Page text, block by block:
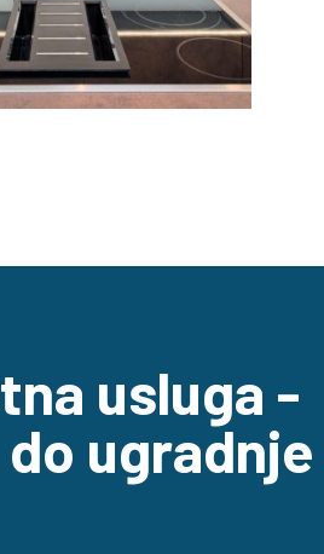
usluga -
ugradnje